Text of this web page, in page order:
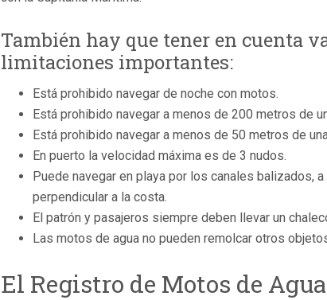
También hay que tener en cuenta
limitaciones importantes:
Está prohibido navegar de noche con motos.
Está prohibido navegar a menos de 200 metros de
Está prohibido navegar a menos de 50 metros de
En puerto la velocidad máxima es de 3 nudos.
Puede navegar en playa por los canales balizados,
perpendicular a la costa.
El patrón y pasajeros siempre deben llevar un
Las motos de agua no pueden remolcar otros
El Registro de Motos de